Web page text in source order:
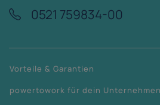
0521 759834-00
Vorteile & Garantien
powertowork für dein Unternehmen